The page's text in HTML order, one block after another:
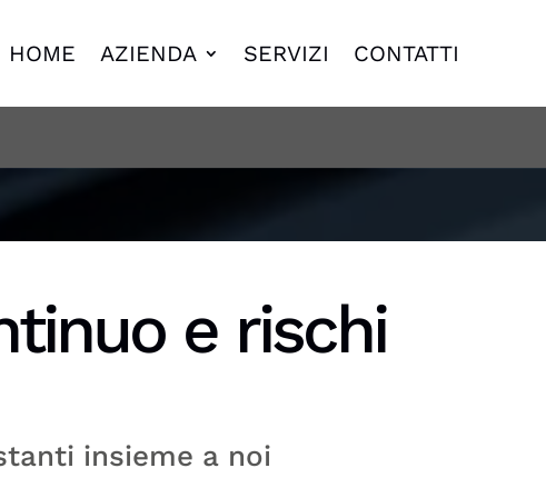
HOME AZIENDA SERVIZI CONTATTI
e rischi
insieme a noi